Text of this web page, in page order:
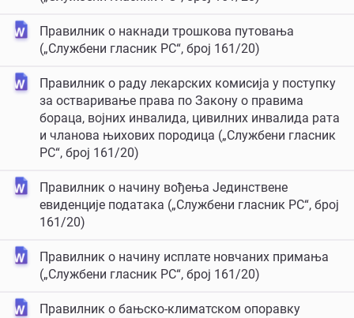
Правилник о накнади трошкова путовања
(„Службени гласник РС“, број 161/20)
Правилник о раду лекарских комисија у поступку
за остваривање права по Закону о правима
бораца, војних инвалида, цивилних инвалида рата
и чланова њихових породица („Службени гласник
РС“, број 161/20)
Правилник о начину вођења Јединствене
евиденције података („Службени гласник РС“, број
161/20)
Правилник о начину исплате новчаних примања
(„Службени гласник РС“, број 161/20)
Правилник о бањско-климатском опоравку